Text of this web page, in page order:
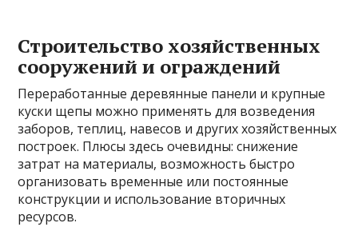
Строительство хозяйственных
сооружений и ограждений
Переработанные деревянные панели и крупные
куски щепы можно применять для возведения
заборов, теплиц, навесов и других хозяйственных
построек. Плюсы здесь очевидны: снижение
затрат на материалы, возможность быстро
организовать временные или постоянные
конструкции и использование вторичных
ресурсов.